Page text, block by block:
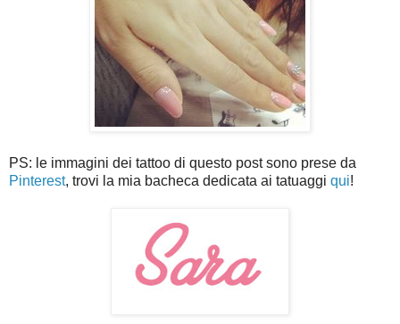
PS: le immagini dei tattoo di questo post sono prese da
Pinterest, trovi la mia bacheca dedicata ai tatuaggi qui!